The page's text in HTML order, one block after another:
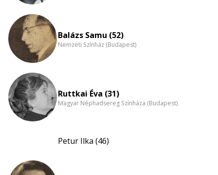
Balázs Samu (52)
Nemzeti Színház (Budapest)
Ruttkai Éva (31)
Magyar Néphadsereg Színháza (Budapest)
Petur Ilka (46)